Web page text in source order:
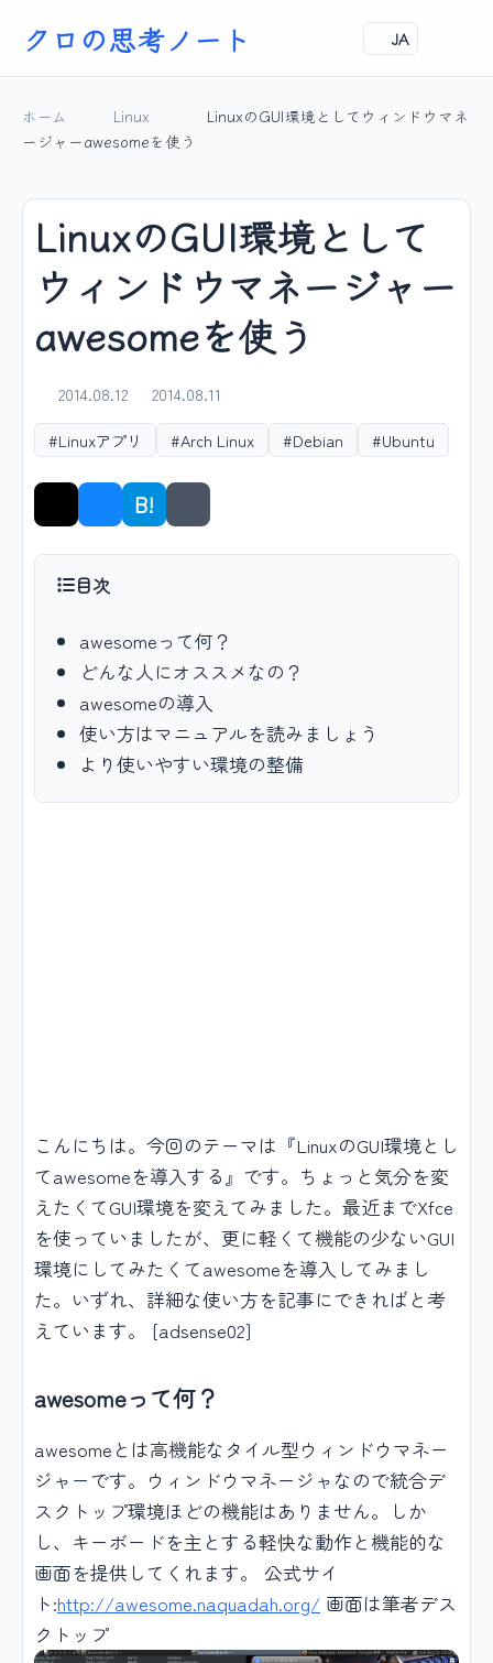
クロの思考ノート JA
ホーム Linux
LinuxのGUI環境としてウィンドウマネ
ージャーawesomeを使う
LinuxのGUI環境として
ウィンドウマネージャー
awesomeを使う
2014.08.12
2014.08.11
#Linuxアプリ
#Arch Linux #Debian #Ubuntu
B! シェア
目次
awesomeって何？
どんな人にオススメなの？
awesomeの導入
使い方はマニュアルを読みましょう
より使いやすい環境の整備
こんにちは。今回のテーマは『LinuxのGUI環境とし
てawesomeを導入する』です。ちょっと気分を変
えたくてGUI環境を変えてみました。最近までXfce
を使っていましたが、更に軽くて機能の少ないGUI
環境にしてみたくてawesomeを導入してみまし
た。いずれ、詳細な使い方を記事にできればと考
えています。 [adsense02]
awesomeって何？
awesomeとは高機能なタイル型ウィンドウマネー
ジャーです。ウィンドウマネージャなので統合デ
スクトップ環境ほどの機能はありません。しか
し、キーボードを主とする軽快な動作と機能的な
画面を提供してくれます。 公式サイ
ト:http://awesome.naquadah.org/ 画面は筆者デス
クトップ